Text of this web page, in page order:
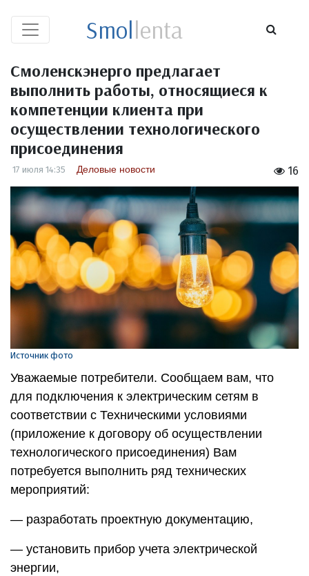
Smollenta
Смоленскэнерго предлагает
выполнить работы, относящиеся к
компетенции клиента при
осуществлении технологического
присоединения
16
17 июля 14:35 Деловые новости
Источник фото
Уважаемые потребители. Сообщаем вам, что
для подключения к электрическим сетям в
соответствии с Техническими условиями
(приложение к договору об осуществлении
технологического присоединения) Вам
потребуется выполнить ряд технических
мероприятий:
— разработать проектную документацию,
— установить прибор учета электрической
энергии,